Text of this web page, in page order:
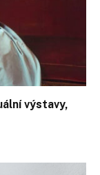
výstavy,